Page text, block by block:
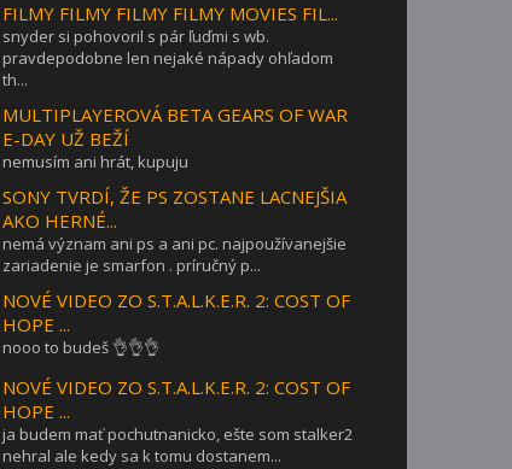
FILMY FILMY FILMY FILMY MOVIES FIL...
snyder si pohovoril s pár ľuďmi s wb.
pravdepodobne len nejaké nápady ohľadom
th...
MULTIPLAYEROVÁ BETA GEARS OF WAR
E-DAY UŽ BEŽÍ
nemusím ani hrát, kupuju
SONY TVRDÍ, ŽE PS ZOSTANE LACNEJŠIA
AKO HERNÉ...
nemá význam ani ps a ani pc. najpoužívanejšie
zariadenie je smarfon . príručný p...
NOVÉ VIDEO ZO S.T.A.L.K.E.R. 2: COST OF
HOPE ...
nooo to budeš 👌👌👌
NOVÉ VIDEO ZO S.T.A.L.K.E.R. 2: COST OF
HOPE ...
ja budem mať pochutnanicko, ešte som stalker2
nehral ale kedy sa k tomu dostanem...